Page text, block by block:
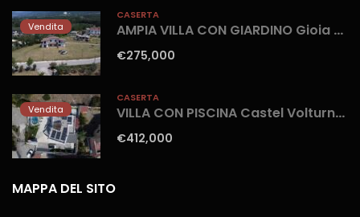
Vendita
CASERTA
AMPIA VILLA CON GIARDINO Gioia Sannitica
€275,000
Vendita
CASERTA
VILLA CON PISCINA Castel Volturno-Parco Europa
€412,000
MAPPA DEL SITO